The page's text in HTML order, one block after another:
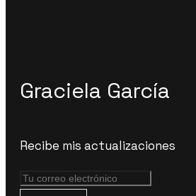
Graciela García
Recibe mis actualizaciones